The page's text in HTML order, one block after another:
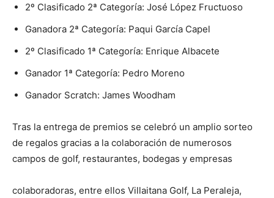
2º Clasificado 2ª Categoría: José López Fructuoso
Ganadora 2ª Categoría: Paqui García Capel
2º Clasificado 1ª Categoría: Enrique Albacete
Ganador 1ª Categoría: Pedro Moreno
Ganador Scratch: James Woodham
Tras la entrega de premios se celebró un amplio sorteo
de regalos gracias a la colaboración de numerosos
campos de golf, restaurantes, bodegas y empresas
colaboradoras, entre ellos Villaitana Golf, La Peraleja,